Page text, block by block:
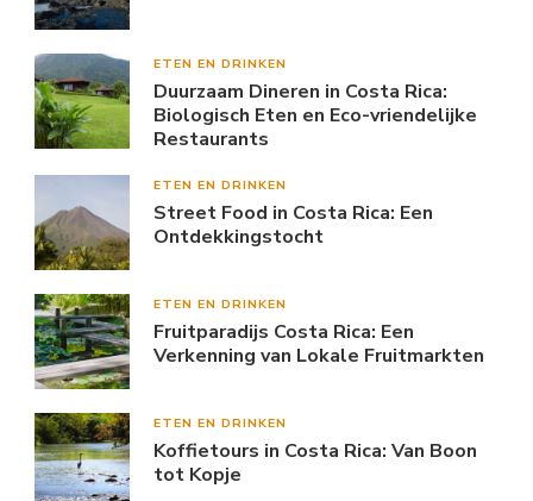
ETEN EN DRINKEN
Duurzaam Dineren in Costa Rica:
Biologisch Eten en Eco-vriendelijke
Restaurants
ETEN EN DRINKEN
Street Food in Costa Rica: Een
Ontdekkingstocht
ETEN EN DRINKEN
Fruitparadijs Costa Rica: Een
Verkenning van Lokale Fruitmarkten
ETEN EN DRINKEN
Koffietours in Costa Rica: Van Boon
tot Kopje